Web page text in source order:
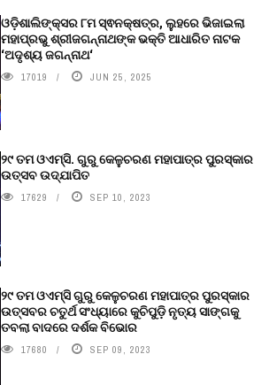
ଓଡ଼ିଶାଲିଙ୍କ୍ସର ୮ମ ସ୍ଵନକ୍ଷତ୍ର, ଲୁହରେ ଭିଜାଇଲା
ମହାପ୍ରଭୁ ଶ୍ରୀଜଗନ୍ନାଥଙ୍କ ଭକ୍ତି ଆଧାରିତ ନାଟକ
‘ଅଦୃଶ୍ୟ ଜଗନ୍ନାଥ‘
17019 JUN 25, 2025
୨୯ ତମ ଓଏମ୍‌ସି. ଗୁରୁ କେଳୁଚରଣ ମହାପାତ୍ର ପୁରସ୍କାର
ଉତ୍ସବ ଉଦ୍‍ଯାପିତ
17629 SEP 10, 2023
୨୯ ତମ ଓଏମ୍‌ସି ଗୁରୁ କେଳୁଚରଣ ମହାପାତ୍ର ପୁରସ୍କାର
ଉତ୍ସବର ଚତୁର୍ଥ ସଂଧ୍ୟାରେ କୁଚିପୁଡ଼ି ନୃତ୍ୟ ସାଙ୍ଗକୁ
ତବଲା ବାଦରେ ଦର୍ଶକ ବିଭୋର
17680 SEP 09, 2023